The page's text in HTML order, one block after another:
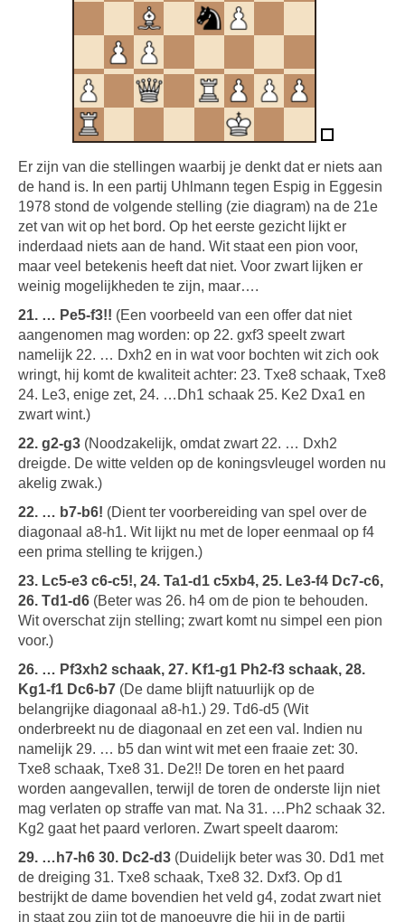
Er zijn van die stellingen waarbij je denkt dat er niets aan
de hand is. In een partij Uhlmann tegen Espig in Eggesin
1978 stond de volgende stelling (zie diagram) na de 21e
zet van wit op het bord. Op het eerste gezicht lijkt er
inderdaad niets aan de hand. Wit staat een pion voor,
maar veel betekenis heeft dat niet. Voor zwart lijken er
weinig mogelijkheden te zijn, maar….
21. … Pe5-f3!! (Een voorbeeld van een offer dat niet
aangenomen mag worden: op 22. gxf3 speelt zwart
namelijk 22. … Dxh2 en in wat voor bochten wit zich ook
wringt, hij komt de kwaliteit achter: 23. Txe8 schaak, Txe8
24. Le3, enige zet, 24. …Dh1 schaak 25. Ke2 Dxa1 en
zwart wint.)
22. g2-g3 (Noodzakelijk, omdat zwart 22. … Dxh2
dreigde. De witte velden op de koningsvleugel worden nu
akelig zwak.)
22. … b7-b6! (Dient ter voorbereiding van spel over de
diagonaal a8-h1. Wit lijkt nu met de loper eenmaal op f4
een prima stelling te krijgen.)
23. Lc5-e3 c6-c5!, 24. Ta1-d1 c5xb4, 25. Le3-f4 Dc7-c6,
26. Td1-d6 (Beter was 26. h4 om de pion te behouden.
Wit overschat zijn stelling; zwart komt nu simpel een pion
voor.)
26. … Pf3xh2 schaak, 27. Kf1-g1 Ph2-f3 schaak, 28.
Kg1-f1 Dc6-b7 (De dame blijft natuurlijk op de
belangrijke diagonaal a8-h1.) 29. Td6-d5 (Wit
onderbreekt nu de diagonaal en zet een val. Indien nu
namelijk 29. … b5 dan wint wit met een fraaie zet: 30.
Txe8 schaak, Txe8 31. De2!! De toren en het paard
worden aangevallen, terwijl de toren de onderste lijn niet
mag verlaten op straffe van mat. Na 31. …Ph2 schaak 32.
Kg2 gaat het paard verloren. Zwart speelt daarom:
29. …h7-h6 30. Dc2-d3 (Duidelijk beter was 30. Dd1 met
de dreiging 31. Txe8 schaak, Txe8 32. Dxf3. Op d1
bestrijkt de dame bovendien het veld g4, zodat zwart niet
in staat zou zijn tot de manoeuvre die hij in de partij